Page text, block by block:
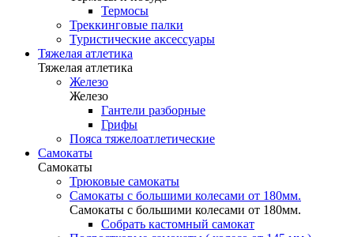
Термосы
Треккинговые палки
Туристические аксессуары
Тяжелая атлетика
Тяжелая атлетика
Железо
Железо
Гантели разборные
Грифы
Пояса тяжелоатлетические
Самокаты
Самокаты
Трюковые самокаты
Самокаты с большими колесами от 180мм.
Самокаты с большими колесами от 180мм.
Собрать кастомный самокат